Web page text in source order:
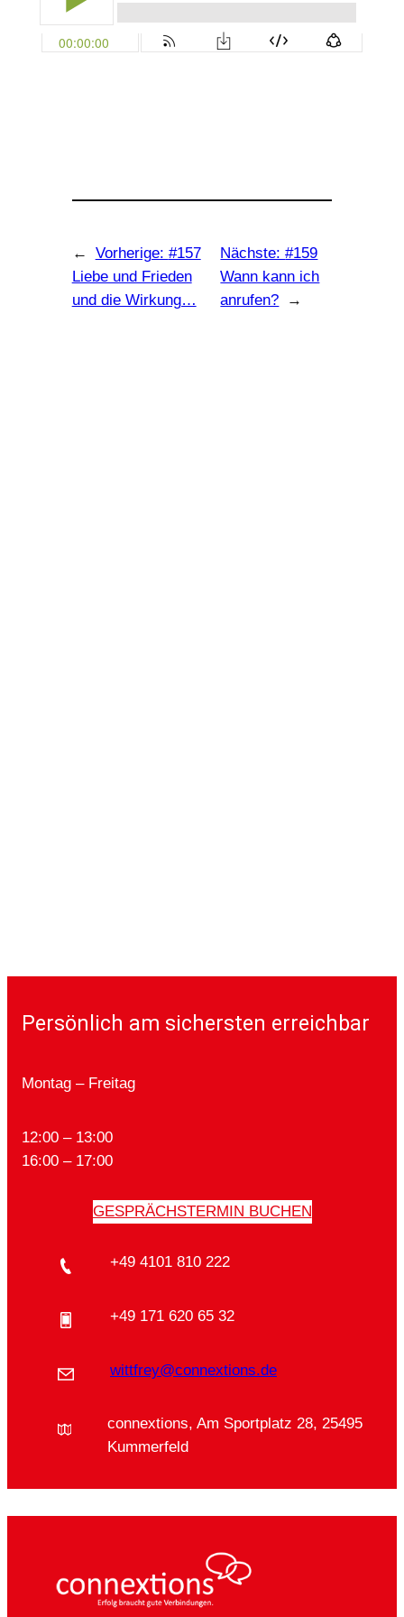
← Vorherige: #157
Liebe und Frieden
und die Wirkung…
Nächste:#159
Wann kann ich
anrufen?
→
Persönlich am sichersten erreichbar
Montag – Freitag
12:00 – 13:00
16:00 – 17:00
GESPRÄCHSTERMIN BUCHEN
+49 4101 810 222
+49 171 620 65 32
wittfrey@connextions.de
connextions, Am Sportplatz 28, 25495
Kummerfeld